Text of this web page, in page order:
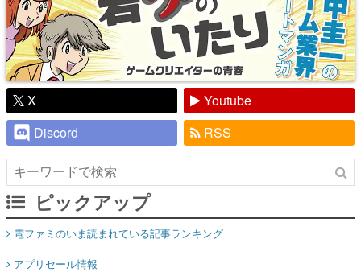
X
Youtube
Discord
RSS
ピックアップ
電ファミのいま読まれている記事ランキング
アプリセール情報